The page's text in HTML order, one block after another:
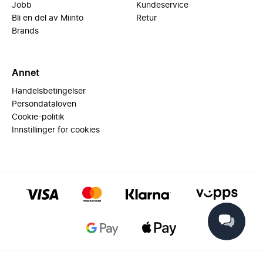
Jobb
Bli en del av Miinto
Brands
Kundeservice
Retur
Annet
Handelsbetingelser
Persondataloven
Cookie-politik
Innstillinger for cookies